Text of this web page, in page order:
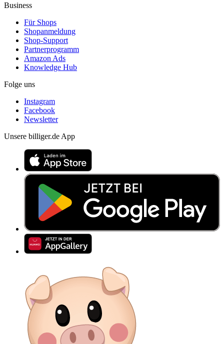
Business
Für Shops
Shopanmeldung
Shop-Support
Partnerprogramm
Amazon Ads
Knowledge Hub
Folge uns
Instagram
Facebook
Newsletter
Unsere billiger.de App